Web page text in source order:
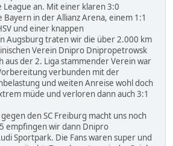
an. Mit einer klaren 3:0
in der Allianz Arena, einem 1:1
und einer knappen
Augsburg traten wir die über 2.000 km
Verein Dnipro Dnipropetrowsk
aus der 2. Liga stammender Verein war
verbunden mit der
und weiten Anreise wohl doch
müde und verloren dann auch 3:1
den SC Freiburg macht uns noch
empfingen wir dann Dnipro
Sportpark. Die Fans waren super und